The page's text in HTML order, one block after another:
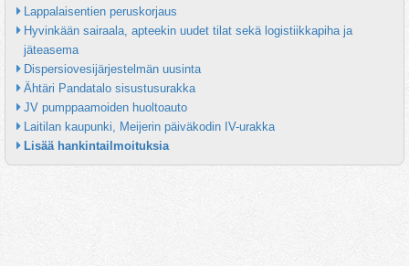
Lappalaisentien peruskorjaus
Hyvinkään sairaala, apteekin uudet tilat sekä logistiikkapiha ja
jäteasema
Dispersiovesijärjestelmän uusinta
Ähtäri Pandatalo sisustusurakka
JV pumppaamoiden huoltoauto
Laitilan kaupunki, Meijerin päiväkodin IV-urakka
Lisää hankintailmoituksia